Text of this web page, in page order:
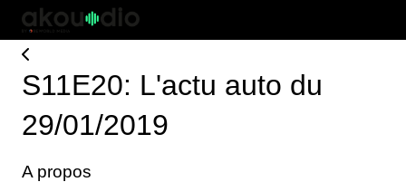
S11E20: L'actu auto du
29/01/2019
A propos